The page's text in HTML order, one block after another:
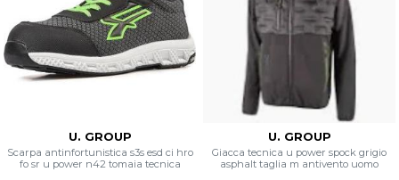
U. GROUP
Scarpa antinfortunistica s3s esd ci hro
fo sr u power n42 tomaia tecnica
U. GROUP
Giacca tecnica u power spock grigio
asphalt taglia m antivento uomo